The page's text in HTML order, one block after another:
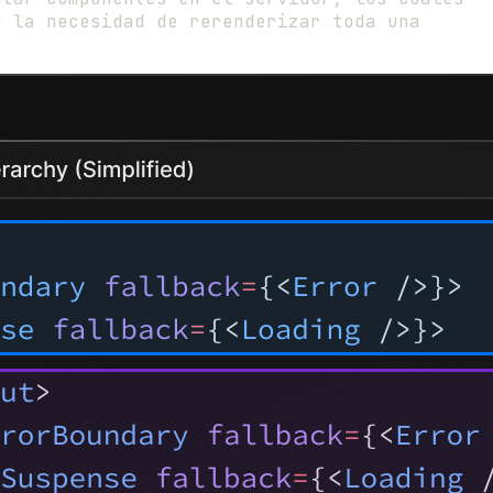
la necesidad de rerenderizar toda una